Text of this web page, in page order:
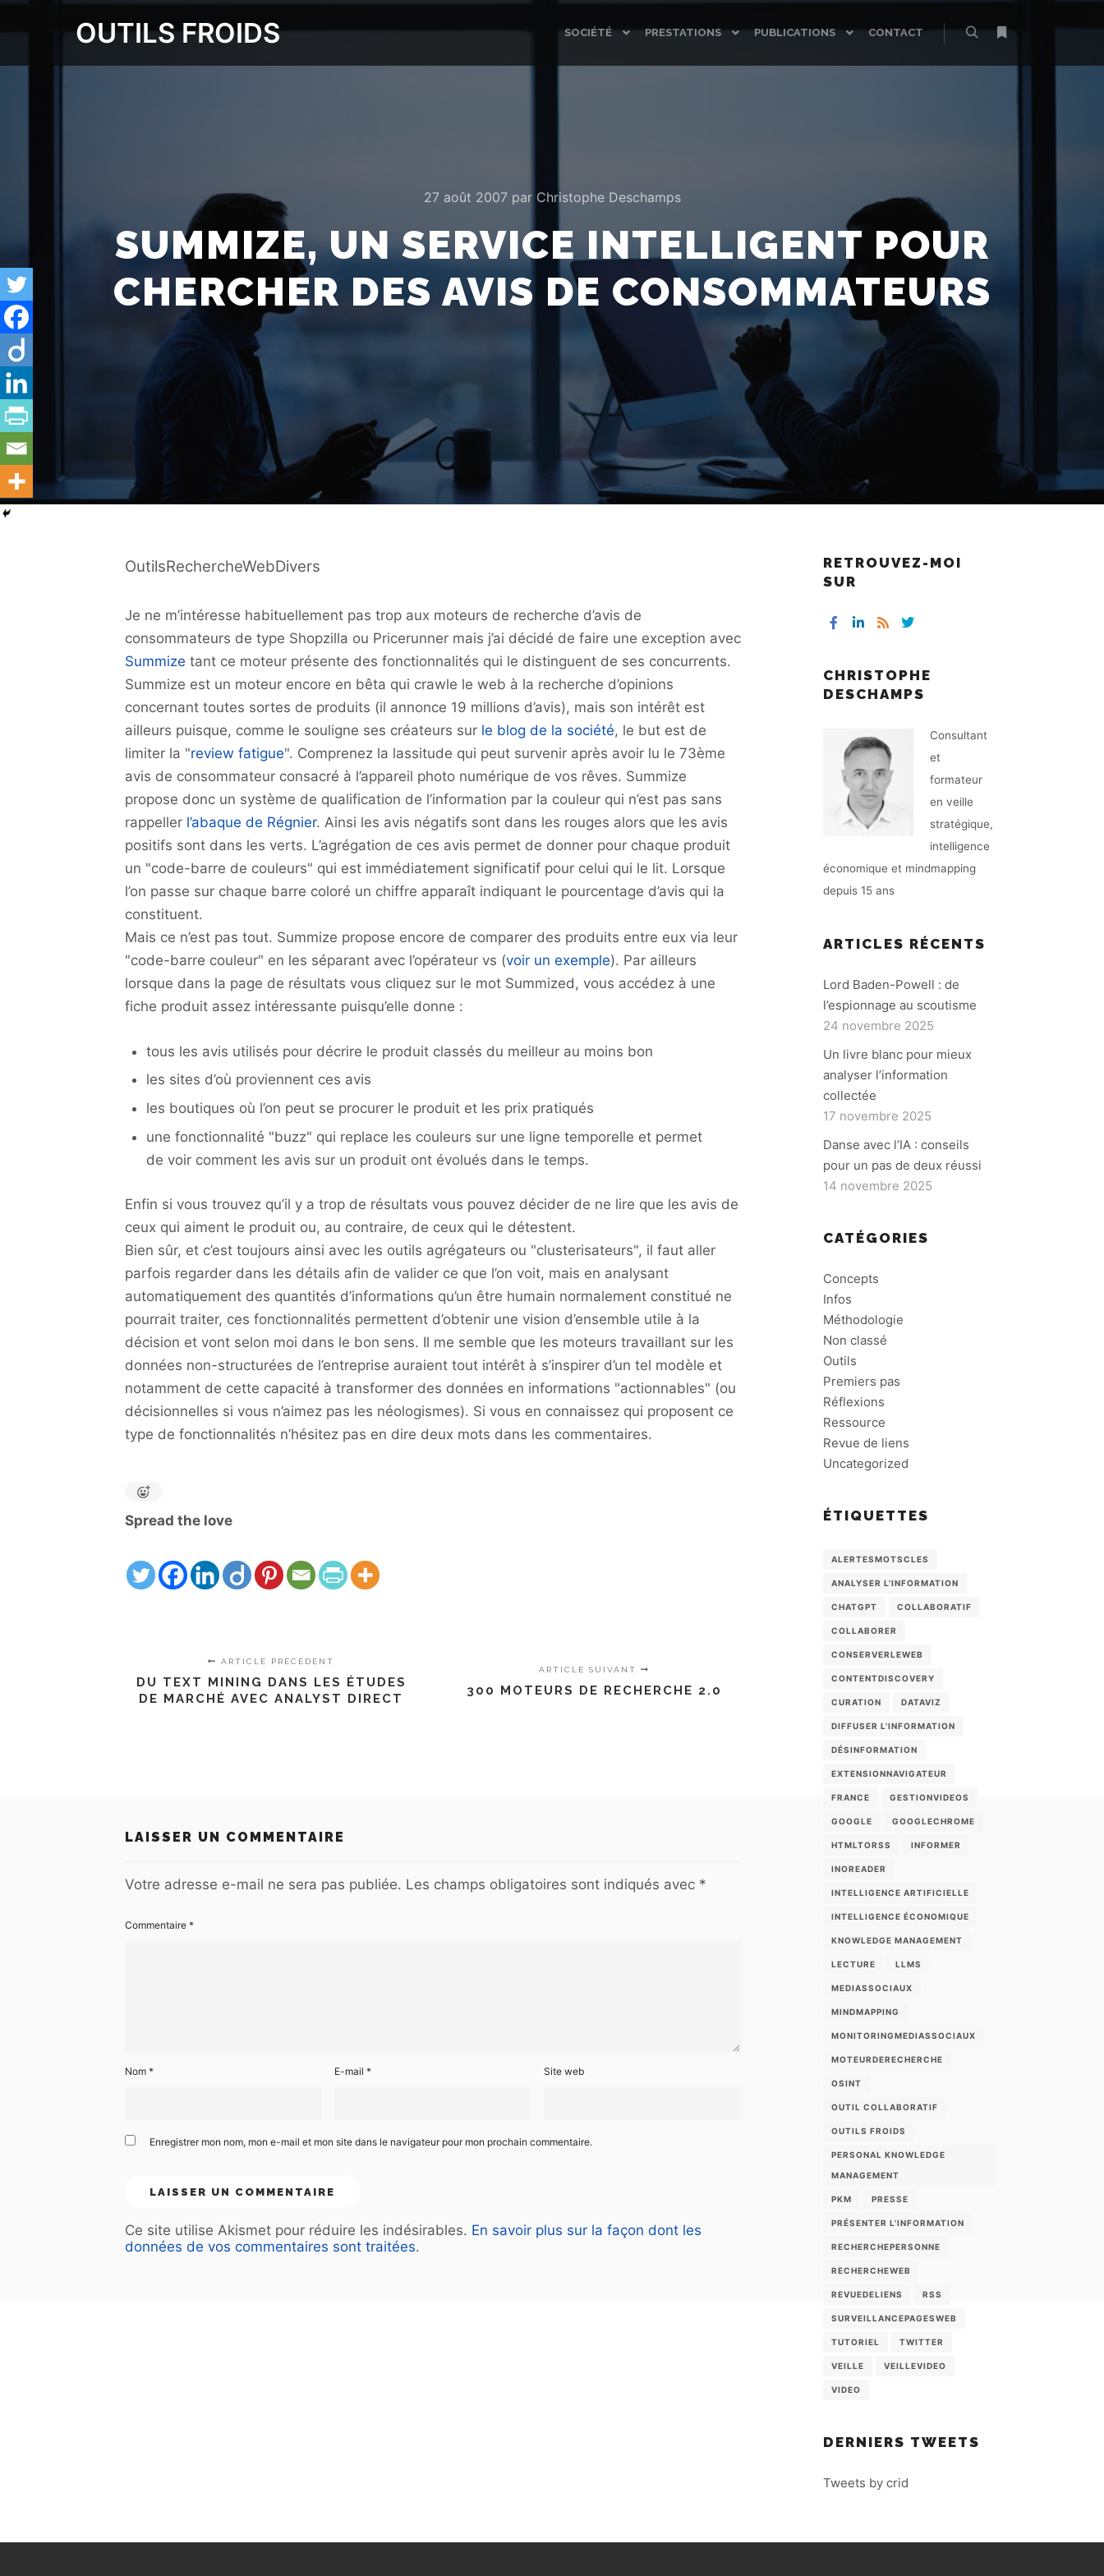
OUTILS FROIDS SOCIÉTÉ PRESTATIONS PUBLICATIONS
CONTACT
27 août 2007par Christophe Deschamps
SUMMIZE, UN SERVICE INTELLIGENT POUR
CHERCHER DES AVIS DE CONSOMMATEURS
OutilsRechercheWebDivers
Je ne m’intéresse habituellement pas trop aux moteurs de recherche d’avis de
consommateurs de type Shopzilla ou Pricerunner mais j’ai décidé de faire une exception avec
Summize tant ce moteur présente des fonctionnalités qui le distinguent de ses concurrents.
Summize est un moteur encore en bêta qui crawle le web à la recherche d’opinions
concernant toutes sortes de produits (il annonce 19 millions d’avis), mais son intérêt est
ailleurs puisque, comme le souligne ses créateurs sur le blog de la société, le but est de
limiter la "review fatigue". Comprenez la lassitude qui peut survenir après avoir lu le 73ème
avis de consommateur consacré à l’appareil photo numérique de vos rêves. Summize
propose donc un système de qualification de l’information par la couleur qui n’est pas sans
rappeller l’abaque de Régnier. Ainsi les avis négatifs sont dans les rouges alors que les avis
positifs sont dans les verts. L’agrégation de ces avis permet de donner pour chaque produit
un "code-barre de couleurs" qui est immédiatement significatif pour celui qui le lit. Lorsque
l’on passe sur chaque barre coloré un chiffre apparaît indiquant le pourcentage d’avis qui la
constituent.
Mais ce n’est pas tout. Summize propose encore de comparer des produits entre eux via leur
"code-barre couleur" en les séparant avec l’opérateur vs (voir un exemple). Par ailleurs
lorsque dans la page de résultats vous cliquez sur le mot Summized, vous accédez à une
fiche produit assez intéressante puisqu’elle donne :
tous les avis utilisés pour décrire le produit classés du meilleur au moins bon
les sites d’où proviennent ces avis
les boutiques où l’on peut se procurer le produit et les prix pratiqués
une fonctionnalité "buzz" qui replace les couleurs sur une ligne temporelle et permet
de voir comment les avis sur un produit ont évolués dans le temps.
Enfin si vous trouvez qu’il y a trop de résultats vous pouvez décider de ne lire que les avis de
ceux qui aiment le produit ou, au contraire, de ceux qui le détestent.
Bien sûr, et c’est toujours ainsi avec les outils agrégateurs ou "clusterisateurs", il faut aller
parfois regarder dans les détails afin de valider ce que l’on voit, mais en analysant
automatiquement des quantités d’informations qu’un être humain normalement constitué ne
pourrait traiter, ces fonctionnalités permettent d’obtenir une vision d’ensemble utile à la
décision et vont selon moi dans le bon sens. Il me semble que les moteurs travaillant sur les
données non-structurées de l’entreprise auraient tout intérêt à s’inspirer d’un tel modèle et
notamment de cette capacité à transformer des données en informations "actionnables" (ou
décisionnelles si vous n’aimez pas les néologismes). Si vous en connaissez qui proposent ce
type de fonctionnalités n’hésitez pas en dire deux mots dans les commentaires.
Spread the love
ARTICLE PRÉCÉDENT
DU TEXT MINING DANS LES ÉTUDES
DE MARCHÉ AVEC ANALYST DIRECT
ARTICLE SUIVANT
300 MOTEURS DE RECHERCHE 2.0
LAISSER UN COMMENTAIRE
Votre adresse e-mail ne sera pas publiée. Les champs obligatoires sont indiqués avec *
Commentaire *
Nom * E-mail * Site web
Enregistrer mon nom, mon e-mail et mon site dans le navigateur pour mon prochain commentaire.
Ce site utilise Akismet pour réduire les indésirables. En savoir plus sur la façon dont les
données de vos commentaires sont traitées.
RETROUVEZ-MOI
SUR
CHRISTOPHE
DESCHAMPS
Consultant
et
formateur
en veille
stratégique,
intelligence
économique et mindmapping
depuis 15 ans
ARTICLES RÉCENTS
Lord Baden-Powell : de
l’espionnage au scoutisme
24 novembre 2025
Un livre blanc pour mieux
analyser l’information
collectée
17 novembre 2025
Danse avec l’IA : conseils
pour un pas de deux réussi
14 novembre 2025
CATÉGORIES
Concepts
Infos
Méthodologie
Non classé
Outils
Premiers pas
Réflexions
Ressource
Revue de liens
Uncategorized
ÉTIQUETTES
ALERTESMOTSCLES
ANALYSER L'INFORMATION
CHATGPT COLLABORATIF
COLLABORER
CONSERVERLEWEB
CONTENTDISCOVERY
CURATION DATAVIZ
DIFFUSER L'INFORMATION
DÉSINFORMATION
EXTENSIONNAVIGATEUR
FRANCE GESTIONVIDEOS
GOOGLE GOOGLECHROME
HTMLTORSS INFORMER
INOREADER
INTELLIGENCE ARTIFICIELLE
INTELLIGENCE ÉCONOMIQUE
KNOWLEDGE MANAGEMENT
LECTURE LLMS
MEDIASSOCIAUX
MINDMAPPING
MONITORINGMEDIASSOCIAUX
MOTEURDERECHERCHE
OSINT
OUTIL COLLABORATIF
OUTILS FROIDS
PERSONAL KNOWLEDGE
MANAGEMENT
PKM PRESSE
PRÉSENTER L'INFORMATION
RECHERCHEPERSONNE
RECHERCHEWEB
REVUEDELIENS RSS
SURVEILLANCEPAGESWEB
TUTORIEL TWITTER
VEILLE VEILLEVIDEO
VIDEO
DERNIERS TWEETS
Tweets by crid